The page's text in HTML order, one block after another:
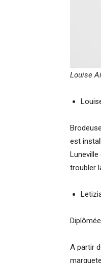
Louise
est
troubler
A partir